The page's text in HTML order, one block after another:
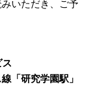
いただき、ご予
「研究学園駅」